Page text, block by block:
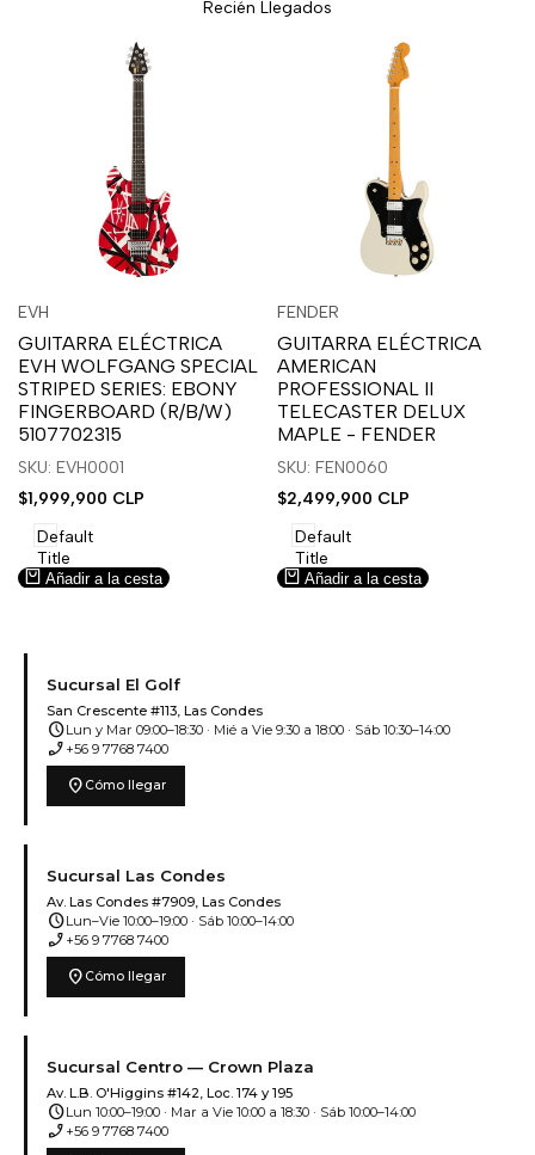
Recién Llegados
sesión
para
usar
la
lista
deseos.
para
usar
Compare
Proveedor:
EVH
GUITARRA ELÉCTRICA
EVH WOLFGANG SPECIAL
STRIPED SERIES: EBONY
FINGERBOARD (R/B/W)
5107702315
SKU: EVH0001
Precio
venta
$1,999,900 CLP
Default
Title
Añadir a la cesta
sesión
para
usar
la
lista
deseos.
sesión
para
usar
Compare
Vista
Proveedor:
FENDER
GUITARRA ELÉCTRICA
AMERICAN
PROFESSIONAL II
TELECASTER DELUX
MAPLE - FENDER
SKU: FEN0060
Precio
venta
$2,499,900 CLP
Default
Title
Añadir a la cesta
Sucursal El Golf
San Crescente #113, Las Condes
scheduleLun y Mar 09:00–18:30 · Mié a Vie 9:30 a 18:00 · Sáb 10:30–14:00
phone_enabled +56 9 7768 7400
location_on Cómo llegar
Sucursal Las Condes
Av. Las Condes #7909, Las Condes
scheduleLun–Vie 10:00–19:00 · Sáb 10:00–14:00
phone_enabled +56 9 7768 7400
location_on Cómo llegar
Sucursal Centro — Crown Plaza
Av. L.B. O'Higgins #142, Loc. 174 y 195
scheduleLun 10:00–19:00 · Mar a Vie 10:00 a 18:30 · Sáb 10:00–14:00
phone_enabled +56 9 7768 7400